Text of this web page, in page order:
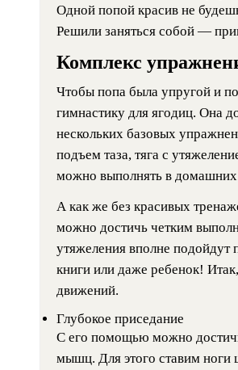
Одной попой красив не
Решили заняться собой —
Комплекс
Чтобы попа была упругой и
гимнастику для ягодиц. Она
нескольких базовых
подъем таза, тяга с
можно выполнять в домашних
А как же без красивых
можно достичь четким
утяжеления вполне подойдут
книги или даже ребенок!
движений.
Глубокое приседание
С его помощью можно
мышц. Для этого ставим ноги